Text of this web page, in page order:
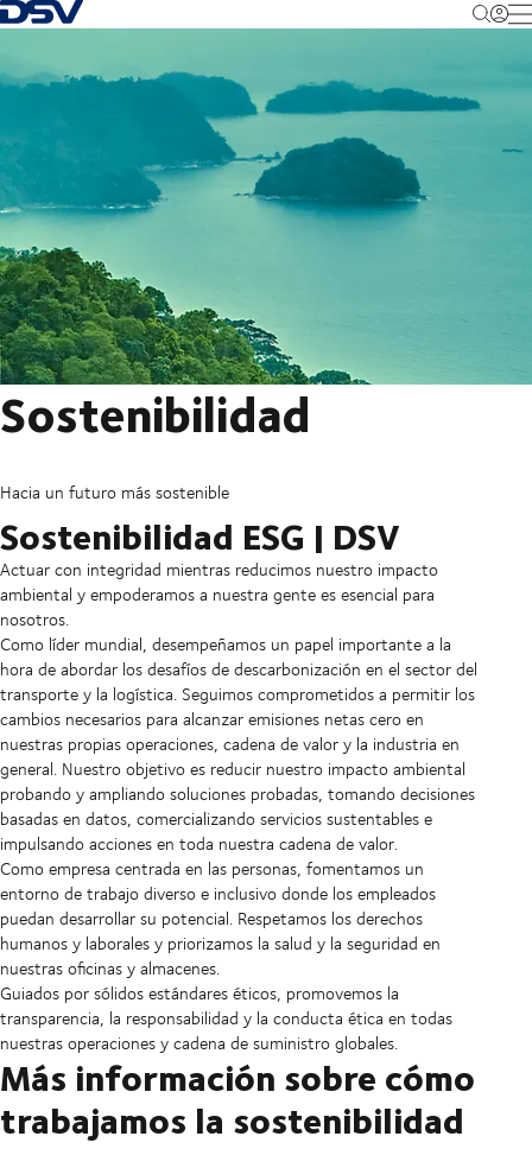
Volver a la página de inicio
Sostenibilidad
Hacia un futuro más sostenible
Sostenibilidad ESG | DSV
Actuar con integridad mientras reducimos nuestro impacto
ambiental y empoderamos a nuestra gente es esencial para
nosotros.
Como líder mundial, desempeñamos un papel importante a la
hora de abordar los desafíos de descarbonización en el sector del
transporte y la logística. Seguimos comprometidos a permitir los
cambios necesarios para alcanzar emisiones netas cero en
nuestras propias operaciones, cadena de valor y la industria en
general. Nuestro objetivo es reducir nuestro impacto ambiental
probando y ampliando soluciones probadas, tomando decisiones
basadas en datos, comercializando servicios sustentables e
impulsando acciones en toda nuestra cadena de valor.
Como empresa centrada en las personas, fomentamos un
entorno de trabajo diverso e inclusivo donde los empleados
puedan desarrollar su potencial. Respetamos los derechos
humanos y laborales y priorizamos la salud y la seguridad en
nuestras oficinas y almacenes.
Guiados por sólidos estándares éticos, promovemos la
transparencia, la responsabilidad y la conducta ética en todas
nuestras operaciones y cadena de suministro globales.
Más información sobre cómo
trabajamos la sostenibilidad